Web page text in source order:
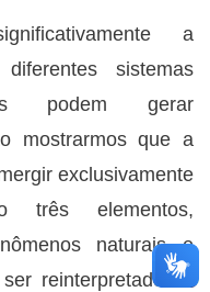
a
sistemas
podem gerar
mostrarmos que a
exclusivamente
três elementos,
naturais e
reinterpretados a